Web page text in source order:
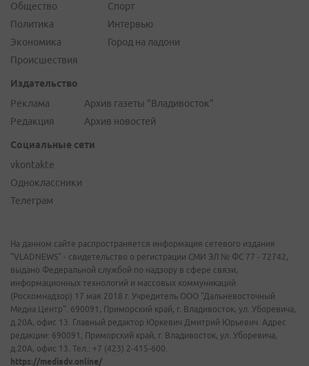
Общество
Политика
Экономика
Происшествия
Спорт
Интервью
Город на ладони
Издательство
Реклама
Редакция
Архив газеты "Владивосток"
Архив новостей
Социальные сети
vkontakte
Одноклассники
Телеграм
На данном сайте распространяется информация сетевого издания
"VLADNEWS" - свидетельство о регистрации СМИ ЭЛ № ФС 77 - 72742,
выдано Федеральной службой по надзору в сфере связи,
информационных технологий и массовых коммуникаций
(Роскомнадзор) 17 мая 2018 г. Учредитель ООО "Дальневосточный
Медиа Центр". 690091, Приморский край, г. Владивосток, ул. Уборевича,
д.20А, офис 13. Главный редактор Юркевич Дмитрий Юрьевич. Адрес
редакции: 690091, Приморский край, г. Владивосток, ул. Уборевича,
д.20А, офис 13. Тел.: +7 (423) 2-415-600.
https://mediadv.online/